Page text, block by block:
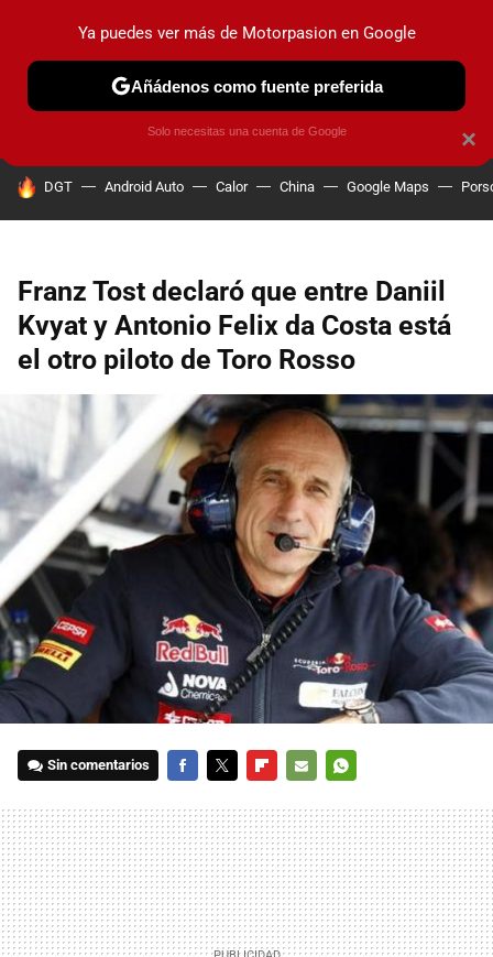
PRUEBAS COCHES ELÉCTRICOS OBSERVATORIO
HOY SE HABLA DE
DGT Android Auto Calor China Google Maps
Franz Tost declaró que entre Daniil
Kvyat y Antonio Felix da Costa está
el otro piloto de Toro Rosso
Sin comentarios
MAIL
×
Ya puedes ver más de Motorpasion en Google
Añádenos como fuente preferida
Solo necesitas una cuenta de Google